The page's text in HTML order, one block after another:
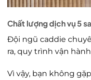
Chất lượng dịch vụ 5
Đội ngũ caddie
ra, quy trình vận
Vì vậy, bạn không